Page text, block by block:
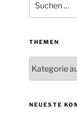
nach:
THEMEN
NEUESTE